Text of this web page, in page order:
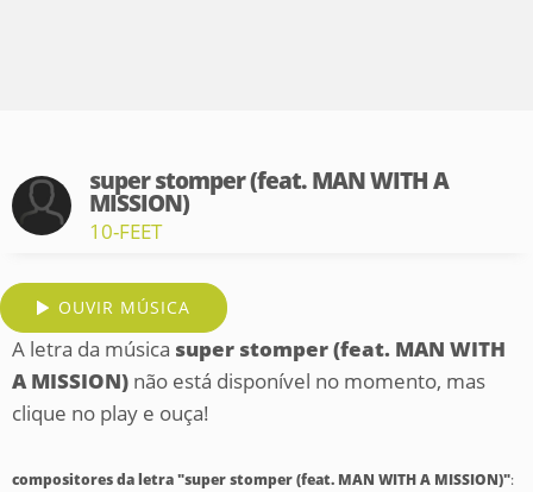
super stomper (feat. MAN WITH A
MISSION)
10-FEET
OUVIR MÚSICA
A letra da música super stomper (feat. MAN WITH
A MISSION) não está disponível no momento, mas
clique no play e ouça!
compositores da letra "super stomper (feat. MAN WITH A MISSION)":